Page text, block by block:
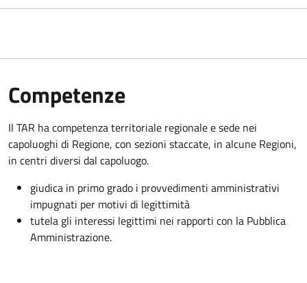
Competenze
Il TAR ha competenza territoriale regionale e sede nei
capoluoghi di Regione, con sezioni staccate, in alcune Regioni,
in centri diversi dal capoluogo.
giudica in primo grado i provvedimenti amministrativi
impugnati per motivi di legittimità
tutela gli interessi legittimi nei rapporti con la Pubblica
Amministrazione.